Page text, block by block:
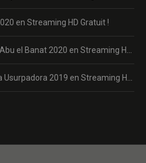
en Streaming HD Gratuit !
el Banat 2020 en Streaming HD Gratuit !
Usurpadora 2019 en Streaming HD Gratuit !